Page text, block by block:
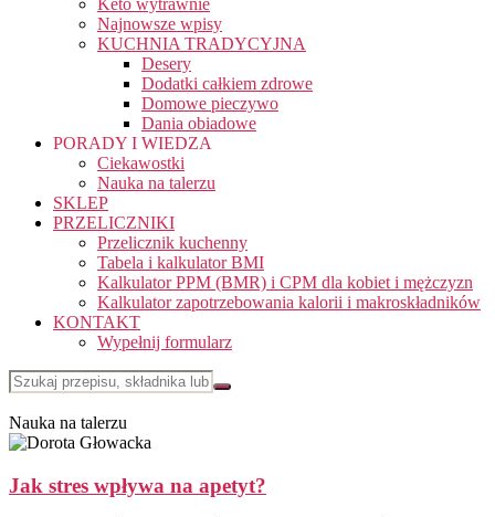
Keto wytrawnie
Najnowsze wpisy
KUCHNIA TRADYCYJNA
Desery
Dodatki całkiem zdrowe
Domowe pieczywo
Dania obiadowe
PORADY I WIEDZA
Ciekawostki
Nauka na talerzu
SKLEP
PRZELICZNIKI
Przelicznik kuchenny
Tabela i kalkulator BMI
Kalkulator PPM (BMR) i CPM dla kobiet i mężczyzn
Kalkulator zapotrzebowania kalorii i makroskładników
KONTAKT
Wypełnij formularz
Nauka na talerzu
Jak stres wpływa na apetyt?